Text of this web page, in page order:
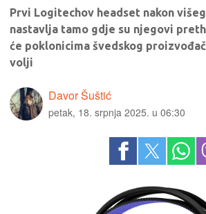
Prvi Logitechov headset nakon
nastavlja tamo gdje su njegovi
će poklonicima švedskog
volji
Davor Šuštić
petak, 18. srpnja 2025. u 06:30